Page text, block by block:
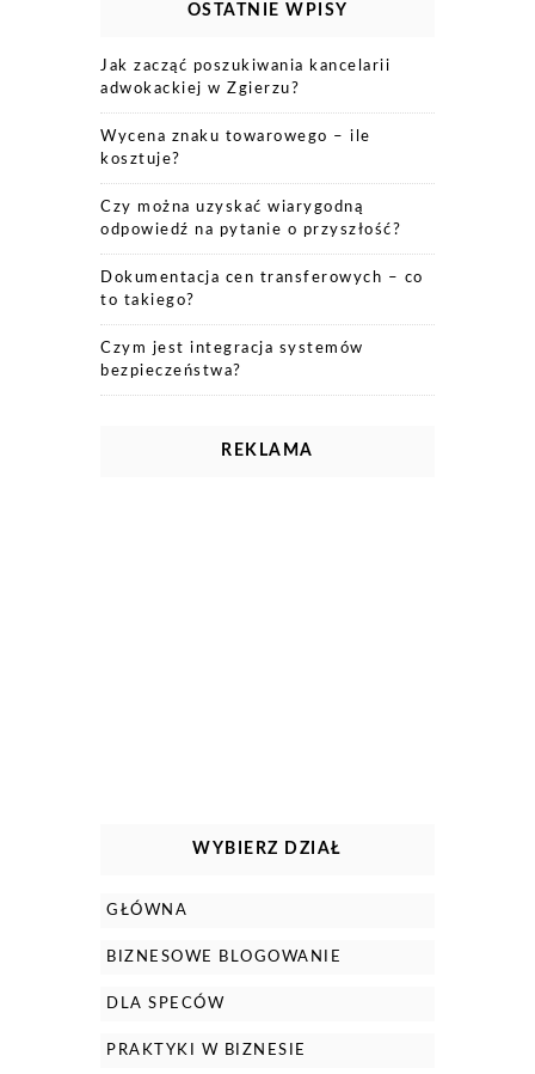
OSTATNIE WPISY
Jak zacząć poszukiwania kancelarii
adwokackiej w Zgierzu?
Wycena znaku towarowego – ile
kosztuje?
Czy można uzyskać wiarygodną
odpowiedź na pytanie o przyszłość?
Dokumentacja cen transferowych – co
to takiego?
Czym jest integracja systemów
bezpieczeństwa?
REKLAMA
WYBIERZ DZIAŁ
GŁÓWNA
BIZNESOWE BLOGOWANIE
DLA SPECÓW
PRAKTYKI W BIZNESIE